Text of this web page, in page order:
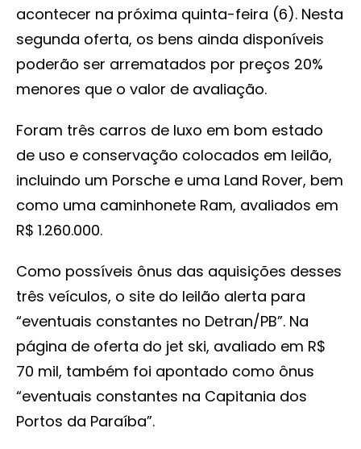
acontecer na próxima quinta-feira (6). Nesta
segunda oferta, os bens ainda disponíveis
poderão ser arrematados por preços 20%
menores que o valor de avaliação.
Foram três carros de luxo em bom estado
de uso e conservação colocados em leilão,
incluindo um Porsche e uma Land Rover, bem
como uma caminhonete Ram, avaliados em
R$ 1.260.000.
Como possíveis ônus das aquisições desses
três veículos, o site do leilão alerta para
“eventuais constantes no Detran/PB”. Na
página de oferta do jet ski, avaliado em R$
70 mil, também foi apontado como ônus
“eventuais constantes na Capitania dos
Portos da Paraíba”.